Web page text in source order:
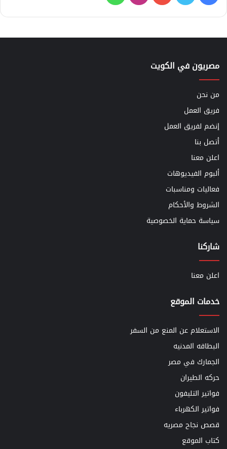
مصريون في الكويت
من نحن
فريق العمل
إنضم لفريق العمل
أتصل بنا
اعلن معنا
ألبوم الفيديوهات
فعاليات ومناسبات
الشروط والأحكام
سياسة حماية الخصوصية
شاركنا
اعلن معنا
خدمات الموقع
الاستعلام عن المنع من السفر
البطاقه المدنيه
الجمارك في مصر
حركه الطيران
فواتير التليفون
فواتير الكهرباء
قصص نجاح مصريه
كتاب الموقع